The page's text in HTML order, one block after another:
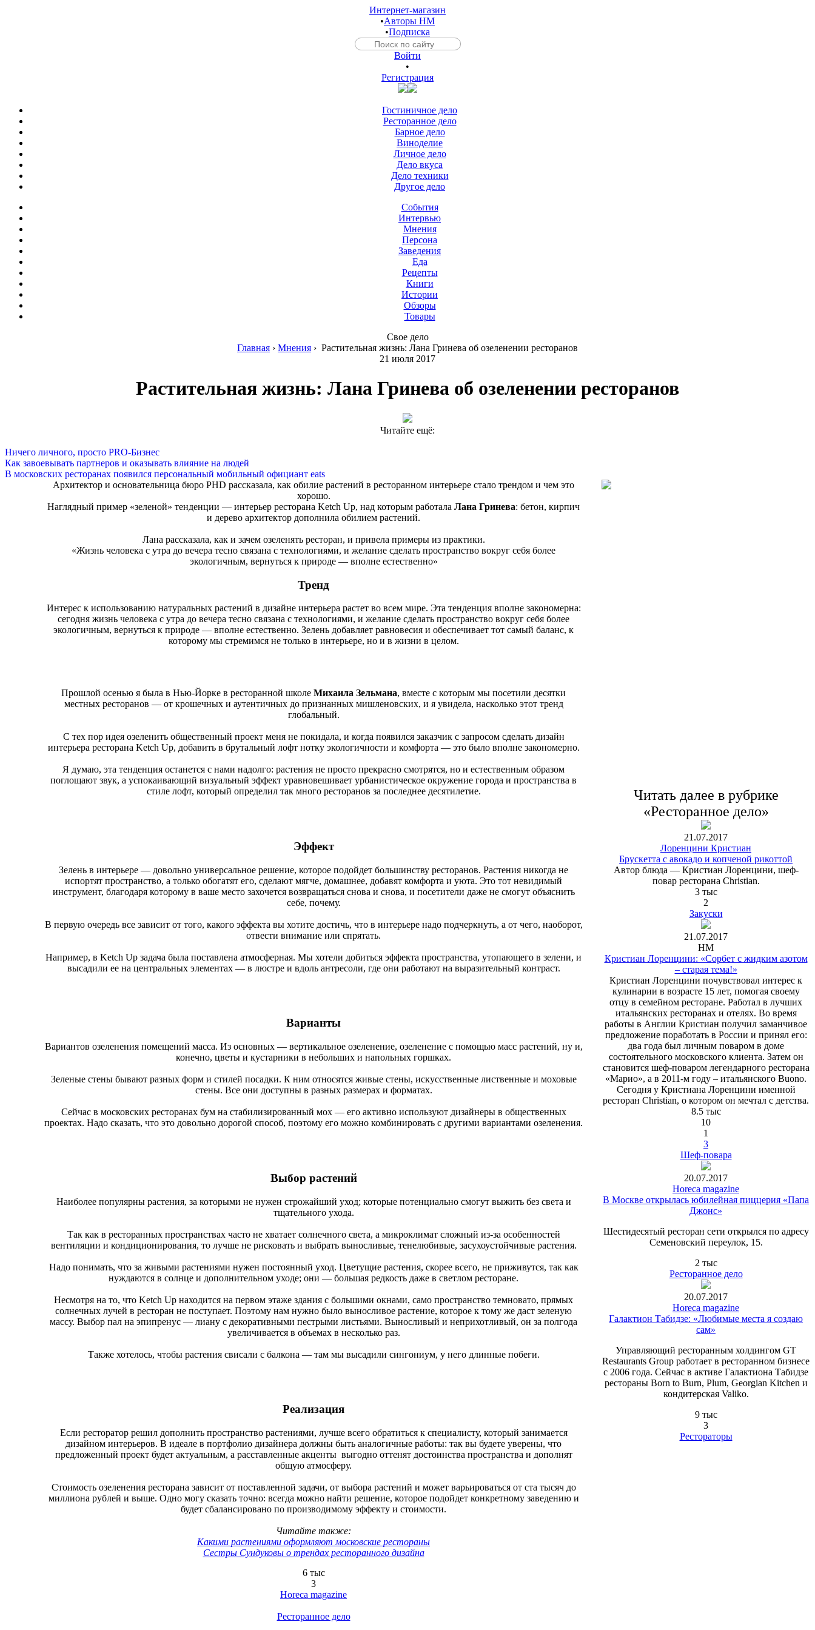
Интернет-магазин
•Авторы HM
•Подписка
Войти
•
Регистрация
Гостиничное дело
Ресторанное дело
Барное дело
Виноделие
Личное дело
Дело вкуса
Дело техники
Другое дело
События
Интервью
Мнения
Персона
Заведения
Еда
Рецепты
Книги
Истории
Обзоры
Товары
Свое дело
Главная › Мнения › Растительная жизнь: Лана Гринева об озеленении ресторанов
21 июля 2017
Растительная жизнь: Лана Гринева об озеленении ресторанов
Читайте ещё:
Ничего личного, просто PRO-Бизнес
Как завоевывать партнеров и оказывать влияние на людей
В московских ресторанах появился персональный мобильный официант eats
Архитектор и основательница бюро PHD рассказала, как обилие растений в ресторанном интерьере стало трендом и чем это
хорошо.
Наглядный пример «зеленой» тенденции ― интерьер ресторана Ketch Up, над которым работала Лана Гринева: бетон, кирпич
и дерево архитектор дополнила обилием растений.
Лана рассказала, как и зачем озеленять ресторан, и привела примеры из практики.
«Жизнь человека с утра до вечера тесно связана с технологиями, и желание сделать пространство вокруг себя более
экологичным, вернуться к природе ― вполне естественно»
Тренд
Интерес к использованию натуральных растений в дизайне интерьера растет во всем мире. Эта тенденция вполне закономерна:
сегодня жизнь человека с утра до вечера тесно связана с технологиями, и желание сделать пространство вокруг себя более
экологичным, вернуться к природе — вполне естественно. Зелень добавляет равновесия и обеспечивает тот самый баланс, к
которому мы стремимся не только в интерьере, но и в жизни в целом.
Прошлой осенью я была в Нью-Йорке в ресторанной школе Михаила Зельмана, вместе с которым мы посетили десятки
местных ресторанов — от крошечных и аутентичных до признанных мишленовских, и я увидела, насколько этот тренд
глобальный.
С тех пор идея озеленить общественный проект меня не покидала, и когда появился заказчик с запросом сделать дизайн
интерьера ресторана Ketch Up, добавить в брутальный лофт нотку экологичности и комфорта — это было вполне закономерно.
Я думаю, эта тенденция останется с нами надолго: растения не просто прекрасно смотрятся, но и естественным образом
поглощают звук, а успокаивающий визуальный эффект уравновешивает урбанистическое окружение города и пространства в
стиле лофт, который определил так много ресторанов за последнее десятилетие.
Эффект
Зелень в интерьере — довольно универсальное решение, которое подойдет большинству ресторанов. Растения никогда не
испортят пространство, а только обогатят его, сделают мягче, домашнее, добавят комфорта и уюта. Это тот невидимый
инструмент, благодаря которому в ваше место захочется возвращаться снова и снова, и посетители даже не смогут объяснить
себе, почему.
В первую очередь все зависит от того, какого эффекта вы хотите достичь, что в интерьере надо подчеркнуть, а от чего, наоборот,
отвести внимание или спрятать.
Например, в Ketch Up задача была поставлена атмосферная. Мы хотели добиться эффекта пространства, утопающего в зелени, и
высадили ее на центральных элементах — в люстре и вдоль антресоли, где они работают на выразительный контраст.
Варианты
Вариантов озеленения помещений масса. Из основных — вертикальное озеленение, озеленение с помощью масс растений, ну и,
конечно, цветы и кустарники в небольших и напольных горшках.
Зеленые стены бывают разных форм и стилей посадки. К ним относятся живые стены, искусственные лиственные и моховые
стены. Все они доступны в разных размерах и форматах.
Сейчас в московских ресторанах бум на стабилизированный мох — его активно используют дизайнеры в общественных
проектах. Надо сказать, что это довольно дорогой способ, поэтому его можно комбинировать с другими вариантами озеленения.
Выбор растений
Наиболее популярны растения, за которыми не нужен строжайший уход; которые потенциально смогут выжить без света и
тщательного ухода.
Так как в ресторанных пространствах часто не хватает солнечного света, а микроклимат сложный из-за особенностей
вентиляции и кондиционирования, то лучше не рисковать и выбрать выносливые, тенелюбивые, засухоустойчивые растения.
Надо понимать, что за живыми растениями нужен постоянный уход. Цветущие растения, скорее всего, не приживутся, так как
нуждаются в солнце и дополнительном уходе; они — большая редкость даже в светлом ресторане.
Несмотря на то, что Ketch Up находится на первом этаже здания с большими окнами, само пространство темновато, прямых
солнечных лучей в ресторан не поступает. Поэтому нам нужно было выносливое растение, которое к тому же даст зеленую
массу. Выбор пал на эпипренус — лиану с декоративными пестрыми листьями. Выносливый и неприхотливый, он за полгода
увеличивается в объемах в несколько раз.
Также хотелось, чтобы растения свисали с балкона — там мы высадили сингониум, у него длинные побеги.
Реализация
Если ресторатор решил дополнить пространство растениями, лучше всего обратиться к специалисту, который занимается
дизайном интерьеров. В идеале в портфолио дизайнера должны быть аналогичные работы: так вы будете уверены, что
предложенный проект будет актуальным, а расставленные акценты выгодно оттенят достоинства пространства и дополнят
общую атмосферу.
Стоимость озеленения ресторана зависит от поставленной задачи, от выбора растений и может варьироваться от ста тысяч до
миллиона рублей и выше. Одно могу сказать точно: всегда можно найти решение, которое подойдет конкретному заведению и
будет сбалансировано по производимому эффекту и стоимости.
Читайте также:
Какими растениями оформляют московские рестораны
Сестры Сундуковы о трендах ресторанного дизайна
6 тыс
3
Horeca magazine
Ресторанное дело
Читать далее в рубрике
«Ресторанное дело»
21.07.2017
Лоренцини Кристиан
Брускетта с авокадо и копченой рикоттой
Автор блюда — Кристиан Лоренцини, шеф-
повар ресторана Christian.
3 тыс
2
Закуски
21.07.2017
НМ
Кристиан Лоренцини: «Сорбет с жидким азотом
‒ старая тема!»
Кристиан Лоренцини почувствовал интерес к
кулинарии в возрасте 15 лет, помогая своему
отцу в семейном ресторане. Работал в лучших
итальянских ресторанах и отелях. Во время
работы в Англии Кристиан получил заманчивое
предложение поработать в России и принял его:
два года был личным поваром в доме
состоятельного московского клиента. Затем он
становится шеф-поваром легендарного ресторана
«Марио», а в 2011-м году – итальянского Buono.
Сегодня у Кристиана Лоренцини именной
ресторан Christian, о котором он мечтал с детства.
8.5 тыс
10
1
3
Шеф-повара
20.07.2017
Horeca magazine
В Москве открылась юбилейная пиццерия «Папа
Джонс»
Шестидесятый ресторан сети открылся по адресу
Семеновский переулок, 15.
2 тыс
Ресторанное дело
20.07.2017
Horeca magazine
Галактион Табидзе: «Любимые места я создаю
сам»
Управляющий ресторанным холдингом GT
Restaurants Group работает в ресторанном бизнесе
с 2006 года. Сейчас в активе Галактиона Табидзе
рестораны Born to Burn, Plum, Georgian Kitchen и
кондитерская Valiko.
9 тыс
3
Рестораторы